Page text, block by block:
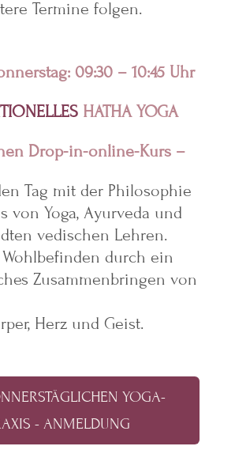
Termine folgen.
09:30 – 10:45 Uhr
HATHA YOGA
Drop-in-online-Kurs –
Tag mitder Philosophie
von Yoga, Ayurveda und
vedischen Lehren.
Wohlbefinden durch ein
Zusammenbringen von
Herz und Geist.
YOGA-
- ANMELDUNG